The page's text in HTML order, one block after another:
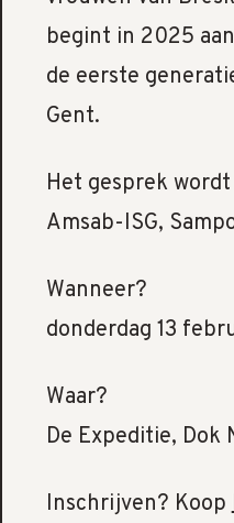
begint in 2025
de eerste
Gent.
Het gesprek
Amsab-ISG,
Wanneer?
donderdag 13
Waar?
De Expeditie, Dok
Inschrijven? Koop